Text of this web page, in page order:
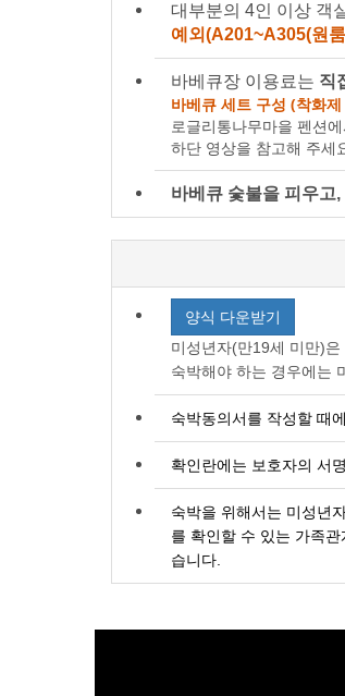
대부분의 4인 이상 객
예외(A201~A305(원
바베큐장 이용료는 직
바베큐 세트 구성 (착화
로글리통나무마을 펜션
하단 영상을 참고해 주세
바베큐 숯불을 피우고
양식 다운받기
미성년자(만19세 미만)
숙박해야 하는 경우에는
숙박동의서를 작성할 때
확인란에는 보호자의 서
숙박을 위해서는 미성년
를 확인할 수 있는 가족
습니다.